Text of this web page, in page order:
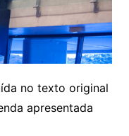
no texto original
apresentada